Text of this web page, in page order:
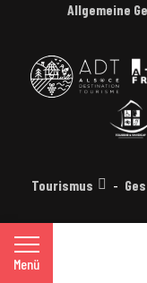
Menü
Allgemeine
Tourismus